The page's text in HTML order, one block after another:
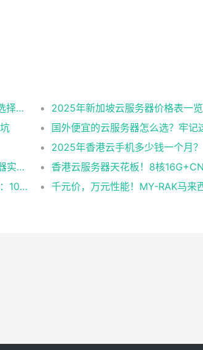
2025美国CN2云服务器购买攻略：从线路选择到实操最全指南
2025年新加坡云服务器价格表一览
2025年香港云手机多少钱一个月？
企业级稳定+平民价！日本东京共享云服务器实测：CentOS 7.9系统+资源隔离，稳定性达99.99%
跨境直播不卡顿！实测RAK马来西亚独享云：1080P推流稳定，首月6折优惠中